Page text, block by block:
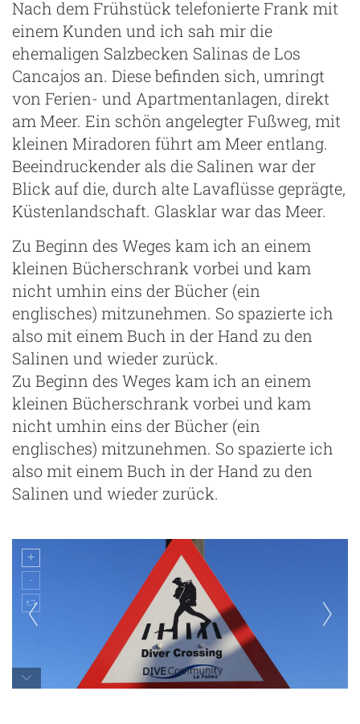
Nach dem Frühstück telefonierte Frank mit
einem Kunden und ich sah mir die
ehemaligen Salzbecken Salinas de Los
Cancajos an. Diese befinden sich, umringt
von Ferien- und Apartmentanlagen, direkt
am Meer. Ein schön angelegter Fußweg, mit
kleinen Miradoren führt am Meer entlang.
Beeindruckender als die Salinen war der
Blick auf die, durch alte Lavaflüsse geprägte,
Küstenlandschaft. Glasklar war das Meer.
Zu Beginn des Weges kam ich an einem
kleinen Bücherschrank vorbei und kam
nicht umhin eins der Bücher (ein
englisches) mitzunehmen. So spazierte ich
also mit einem Buch in der Hand zu den
Salinen und wieder zurück.
Zu Beginn des Weges kam ich an einem
kleinen Bücherschrank vorbei und kam
nicht umhin eins der Bücher (ein
englisches) mitzunehmen. So spazierte ich
also mit einem Buch in der Hand zu den
Salinen und wieder zurück.